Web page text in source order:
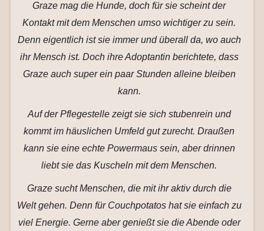
Graze mag die Hunde, doch für sie scheint der
Kontakt mit dem Menschen umso wichtiger zu sein.
Denn eigentlich ist sie immer und überall da, wo auch
ihr Mensch ist. Doch ihre Adoptantin berichtete, dass
Graze auch super ein paar Stunden alleine bleiben
kann.
Auf der Pflegestelle zeigt sie sich stubenrein und
kommt im häuslichen Umfeld gut zurecht. Draußen
kann sie eine echte Powermaus sein, aber drinnen
liebt sie das Kuscheln mit dem Menschen.
Graze sucht Menschen, die mit ihr aktiv durch die
Welt gehen. Denn für Couchpotatos hat sie einfach zu
viel Energie. Gerne aber genießt sie die Abende oder